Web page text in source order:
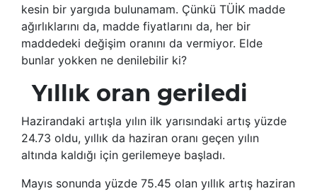
kesin bir yargıda bulunamam. Çünkü TÜİK madde
ağırlıklarını da, madde fiyatlarını da, her bir
maddedeki değişim oranını da vermiyor. Elde
bunlar yokken ne denilebilir ki?
Yıllık oran geriledi
Hazirandaki artışla yılın ilk yarısındaki artış yüzde
24.73 oldu, yıllık da haziran oranı geçen yılın
altında kaldığı için gerilemeye başladı.
Mayıs sonunda yüzde 75.45 olan yıllık artış haziran